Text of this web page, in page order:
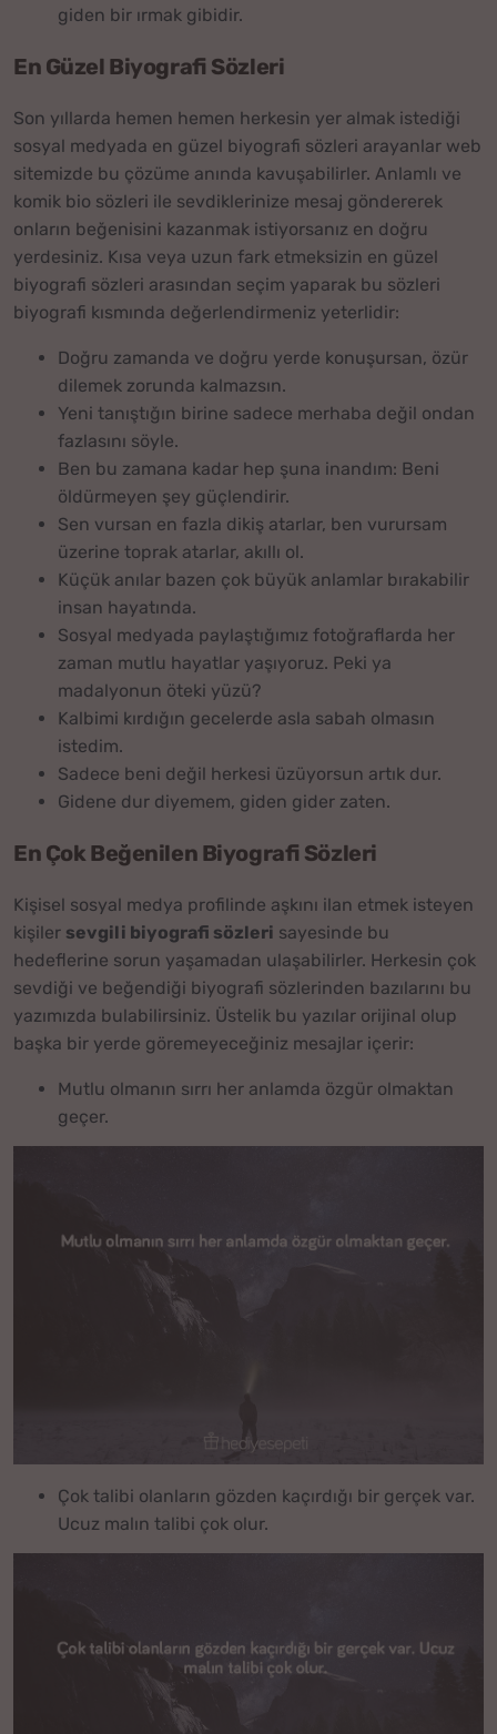
giden bir ırmak gibidir.
En Güzel Biyografi Sözleri
Son yıllarda hemen hemen herkesin yer almak istediği
sosyal medyada en güzel biyografi sözleri arayanlar web
sitemizde bu çözüme anında kavuşabilirler. Anlamlı ve
komik bio sözleri ile sevdiklerinize mesaj göndererek
onların beğenisini kazanmak istiyorsanız en doğru
yerdesiniz. Kısa veya uzun fark etmeksizin en güzel
biyografi sözleri arasından seçim yaparak bu sözleri
biyografi kısmında değerlendirmeniz yeterlidir:
Doğru zamanda ve doğru yerde konuşursan, özür
dilemek zorunda kalmazsın.
Yeni tanıştığın birine sadece merhaba değil ondan
fazlasını söyle.
Ben bu zamana kadar hep şuna inandım: Beni
öldürmeyen şey güçlendirir.
Sen vursan en fazla dikiş atarlar, ben vurursam
üzerine toprak atarlar, akıllı ol.
Küçük anılar bazen çok büyük anlamlar bırakabilir
insan hayatında.
Sosyal medyada paylaştığımız fotoğraflarda her
zaman mutlu hayatlar yaşıyoruz. Peki ya
madalyonun öteki yüzü?
Kalbimi kırdığın gecelerde asla sabah olmasın
istedim.
Sadece beni değil herkesi üzüyorsun artık dur.
Gidene dur diyemem, giden gider zaten.
En Çok Beğenilen Biyografi Sözleri
Kişisel sosyal medya profilinde aşkını ilan etmek isteyen
kişiler sevgili biyografi sözleri sayesinde bu
hedeflerine sorun yaşamadan ulaşabilirler. Herkesin çok
sevdiği ve beğendiği biyografi sözlerinden bazılarını bu
yazımızda bulabilirsiniz. Üstelik bu yazılar orijinal olup
başka bir yerde göremeyeceğiniz mesajlar içerir:
Mutlu olmanın sırrı her anlamda özgür olmaktan
geçer.
Çok talibi olanların gözden kaçırdığı bir gerçek var.
Ucuz malın talibi çok olur.